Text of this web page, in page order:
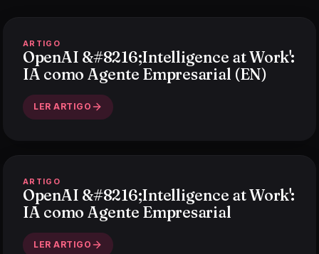
ARTIGO
OpenAI &#8216;Intelligence at Work':
IA como Agente Empresarial (EN)
LER ARTIGO
ARTIGO
OpenAI &#8216;Intelligence at Work':
IA como Agente Empresarial
LER ARTIGO